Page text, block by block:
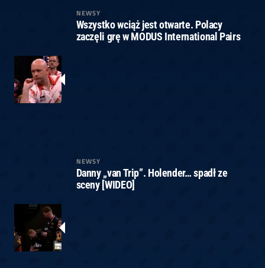
NEWSY
Wszystko wciąż jest otwarte. Polacy
zaczęli grę w MODUS International Pairs
NEWSY
Danny „van Trip”. Holender… spadł ze
sceny [WIDEO]